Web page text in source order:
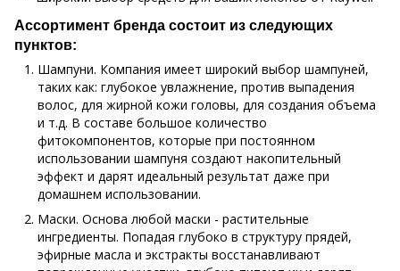
Ассортимент бренда состоит из следующих
пунктов:
Шампуни. Компания имеет широкий выбор шампуней,
таких как: глубокое увлажнение, против выпадения
волос, для жирной кожи головы, для создания объема
и т.д. В составе большое количество
фитокомпонентов, которые при постоянном
использовании шампуня создают накопительный
эффект и дарят идеальный результат даже при
домашнем использовании.
Маски. Основа любой маски - растительные
ингредиенты. Попадая глубоко в структуру прядей,
эфирные масла и экстракты восстанавливают